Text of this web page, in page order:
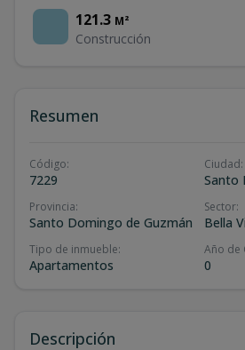
121.3 M²
Construcción
Resumen
Código:
7229
Ciudad:
Santo
Provincia:
Santo Domingo de Guzmán
Sector:
Bella
Tipo de inmueble:
Apartamentos
Año de
0
Descripción